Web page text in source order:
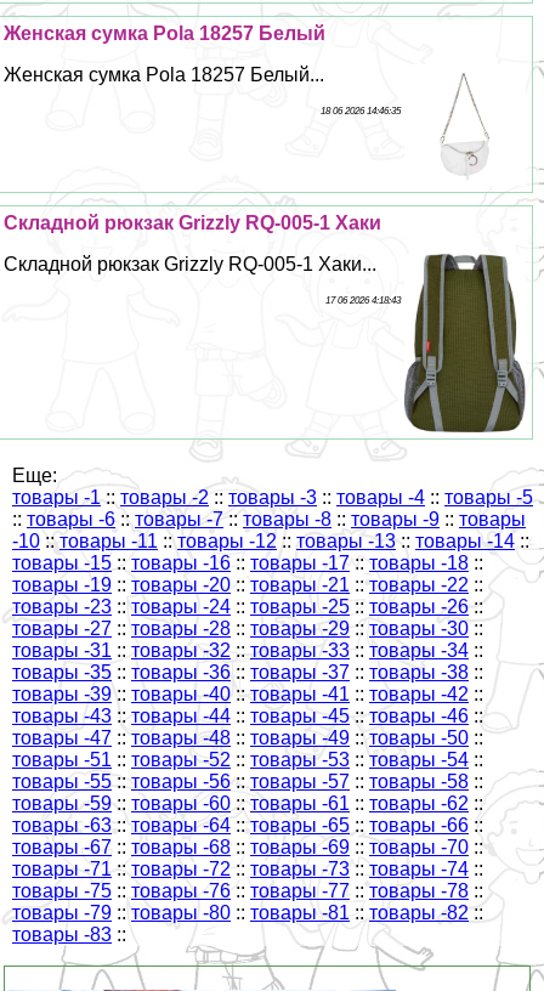
Женская сумка Pola 18257 Белый
Женская сумка Pola 18257 Белый...
18 06 2026 14:46:35
Складной рюкзак Grizzly RQ-005-1 Хаки
Складной рюкзак Grizzly RQ-005-1 Хаки...
17 06 2026 4:18:43
Еще:
товары -1 :: товары -2 :: товары -3 :: товары -4 :: товары -5
:: товары -6 :: товары -7 ::товары -8 :: товары -9 :: товары
-10 ::товары -11 :: товары -12 :: товары -13:: товары -14 ::
товары -15 :: товары -16 :: товары -17 :: товары -18 ::
товары -19 :: товары -20 :: товары -21 ::товары -22 ::
товары -23 :: товары -24 :: товары -25 :: товары -26 ::
товары -27 :: товары -28 :: товары -29 :: товары -30 ::
товары -31 :: товары -32 :: товары -33 :: товары -34 ::
товары -35 :: товары -36 :: товары -37 :: товары -38 ::
товары -39 :: товары -40::товары -41 :: товары -42 ::
товары -43 :: товары -44 :: товары -45 :: товары -46 ::
товары -47 ::товары -48 :: товары -49 :: товары -50 ::
товары -51 :: товары -52 :: товары -53 :: товары -54 ::
товары -55 :: товары -56:: товары -57 :: товары -58 ::
товары -59:: товары -60 :: товары -61 :: товары -62 ::
товары -63 ::товары -64 :: товары -65 :: товары -66 ::
товары -67 :: товары -68 :: товары -69 :: товары -70 ::
товары -71 :: товары -72 :: товары -73 :: товары -74 ::
товары -75 :: товары -76 :: товары -77 ::товары -78 ::
товары -79 :: товары -80 :: товары -81 :: товары -82 ::
товары -83 ::